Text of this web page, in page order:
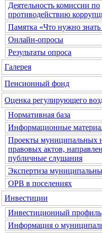
Деятельность комиссии по
противодействию
Памятка «Что нужно
Онлайн-опросы
Результаты опроса
Галерея
Пенсионный фонд
Оценка регулирующего
Нормативная база
Информационные
Проекты муниципальных
правовых актов,
публичные слушания
Экспертиза
ОРВ в поселениях
Инвестиции
Инвестиционный профиль
Информация о